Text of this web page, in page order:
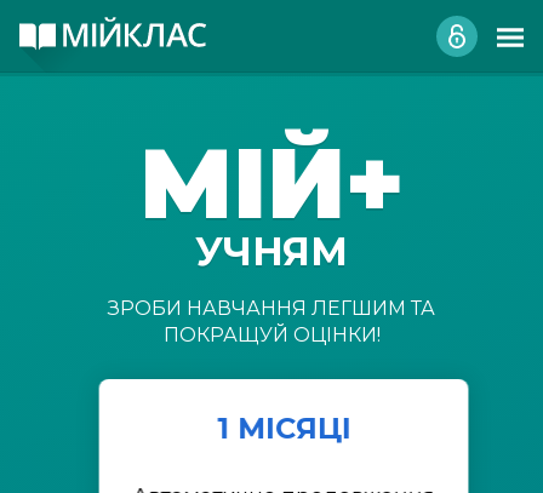
МІЙ+
УЧНЯМ
ЗРОБИ НАВЧАННЯ ЛЕГШИМ ТА
ПОКРАЩУЙ ОЦІНКИ!
1 МІСЯЦІ